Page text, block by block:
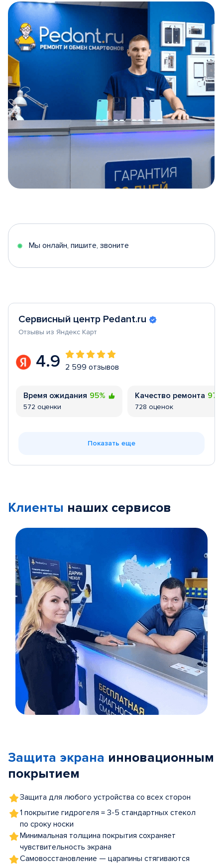
5
Мы онлайн, пишите, звоните
Сервисный центр Pedant.ru
Отзывы из Яндекс Карт
4.9 2 599 отзывов
Время ожидания 95%
572 оценки
Качество ремонта
728 оценок
Показать еще
Клиенты наших сервисов
5
Защита экрана инновационным
покрытием
Защита для любого устройства со всех сторон
1 покрытие гидрогеля = 3-5 стандартных стекол
по сроку носки
Минимальная толщина покрытия сохраняет
чувствительность экрана
Самовосстановление — царапины стягиваются